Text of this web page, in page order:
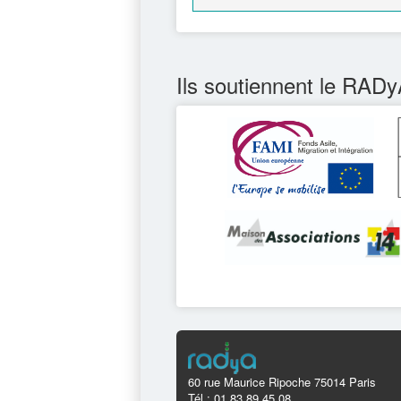
Ils soutiennent le
60 rue Maurice Ripoche 75014 Paris